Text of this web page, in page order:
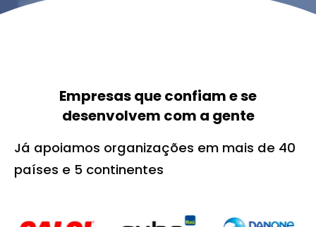
Empresas que confiam e se
desenvolvem com a gente
Já apoiamos organizações em mais de 40
países e 5 continentes